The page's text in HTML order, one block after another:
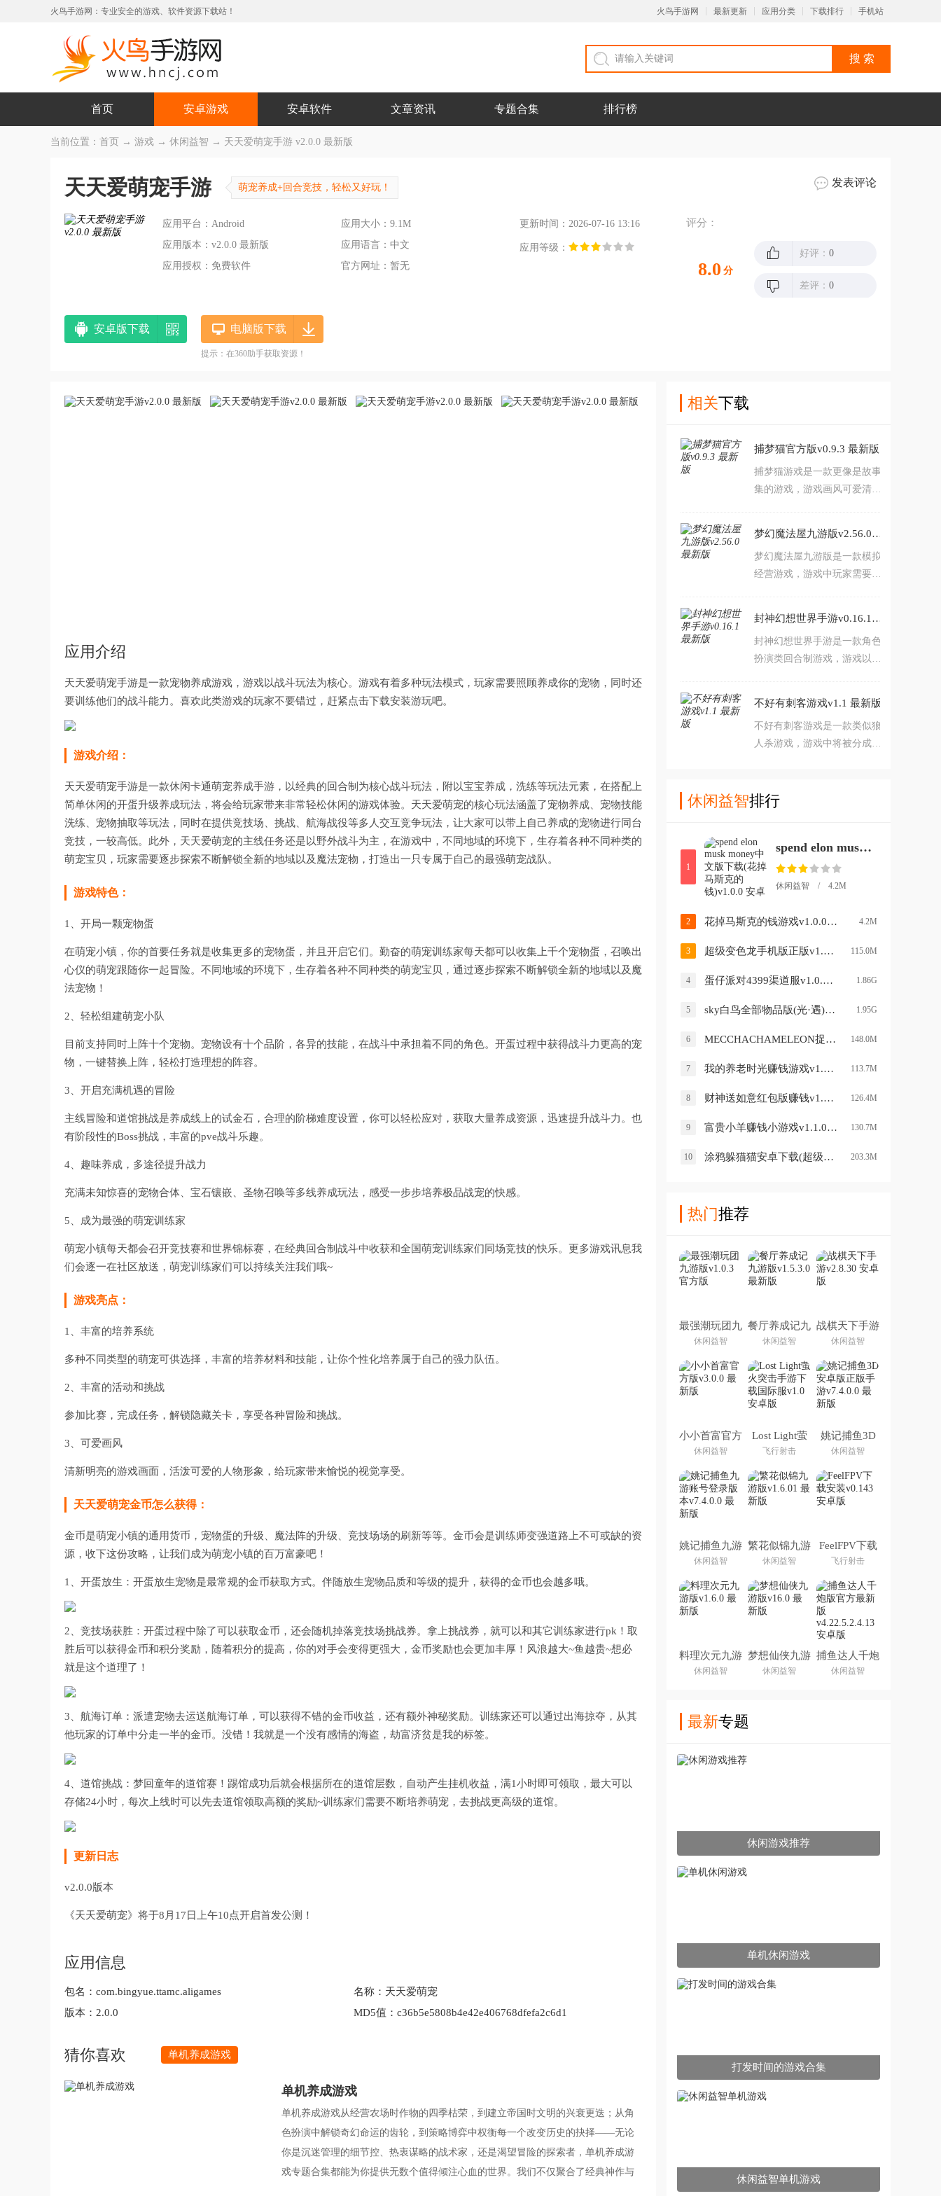
火鸟手游网：专业安全的游戏、软件资源下载站！ 火鸟手游网 最新更新 应用分类 下载排行 手机站
首页 安卓游戏 安卓软件 文章资讯 专题合集 排行榜
当前位置： 首页 → 游戏 → 休闲益智 → 天天爱萌宠手游 v2.0.0 最新版
天天爱萌宠手游 萌宠养成+回合竞技，轻松又好玩！ 发表评论
应用平台：Android 应用大小：9.1M
更新时间：2026-07-16 13:16
应用版本：v2.0.0 最新版
应用语言：中文
应用等级：
应用授权：免费软件
官方网址：暂无
评分：
8.0 分
好评： 0
差评： 0
安卓版下载 电脑版下载
提示：在360助手获取资源！
应用介绍
天天爱萌宠手游是一款宠物养成游戏，游戏以战斗玩法为核心。游戏有着多种玩法模式，玩家需要照顾养成你的宠物，同时还
要训练他们的战斗能力。喜欢此类游戏的玩家不要错过，赶紧点击下载安装游玩吧。
游戏介绍：
天天爱萌宠手游是一款休闲卡通萌宠养成手游，以经典的回合制为核心战斗玩法，附以宝宝养成，洗练等玩法元素，在搭配上
简单休闲的开蛋升级养成玩法，将会给玩家带来非常轻松休闲的游戏体验。天天爱萌宠的核心玩法涵盖了宠物养成、宠物技能
洗练、宠物抽取等玩法，同时在提供竞技场、挑战、航海战役等多人交互竞争玩法，让大家可以带上自己养成的宠物进行同台
竞技，一较高低。此外，天天爱萌宠的主线任务还是以野外战斗为主，在游戏中，不同地域的环境下，生存着各种不同种类的
萌宠宝贝，玩家需要逐步探索不断解锁全新的地域以及魔法宠物，打造出一只专属于自己的最强萌宠战队。
游戏特色：
1、开局一颗宠物蛋
在萌宠小镇，你的首要任务就是收集更多的宠物蛋，并且开启它们。勤奋的萌宠训练家每天都可以收集上千个宠物蛋，召唤出
心仪的萌宠跟随你一起冒险。不同地域的环境下，生存着各种不同种类的萌宠宝贝，通过逐步探索不断解锁全新的地域以及魔
法宠物！
2、轻松组建萌宠小队
目前支持同时上阵十个宠物。宠物设有十个品阶，各异的技能，在战斗中承担着不同的角色。开蛋过程中获得战斗力更高的宠
物，一键替换上阵，轻松打造理想的阵容。
3、开启充满机遇的冒险
主线冒险和道馆挑战是养成线上的试金石，合理的阶梯难度设置，你可以轻松应对，获取大量养成资源，迅速提升战斗力。也
有阶段性的Boss挑战，丰富的pve战斗乐趣。
4、趣味养成，多途径提升战力
充满未知惊喜的宠物合体、宝石镶嵌、圣物召唤等多线养成玩法，感受一步步培养极品战宠的快感。
5、成为最强的萌宠训练家
萌宠小镇每天都会召开竞技赛和世界锦标赛，在经典回合制战斗中收获和全国萌宠训练家们同场竞技的快乐。更多游戏讯息我
们会逐一在社区放送，萌宠训练家们可以持续关注我们哦~
游戏亮点：
1、丰富的培养系统
多种不同类型的萌宠可供选择，丰富的培养材料和技能，让你个性化培养属于自己的强力队伍。
2、丰富的活动和挑战
参加比赛，完成任务，解锁隐藏关卡，享受各种冒险和挑战。
3、可爱画风
清新明亮的游戏画面，活泼可爱的人物形象，给玩家带来愉悦的视觉享受。
天天爱萌宠金币怎么获得：
金币是萌宠小镇的通用货币，宠物蛋的升级、魔法阵的升级、竞技场场的刷新等等。金币会是训练师变强道路上不可或缺的资
源，收下这份攻略，让我们成为萌宠小镇的百万富豪吧！
1、开蛋放生：开蛋放生宠物是最常规的金币获取方式。伴随放生宠物品质和等级的提升，获得的金币也会越多哦。
2、竞技场获胜：开蛋过程中除了可以获取金币，还会随机掉落竞技场挑战券。拿上挑战券，就可以和其它训练家进行pk！取
胜后可以获得金币和积分奖励，随着积分的提高，你的对手会变得更强大，金币奖励也会更加丰厚！风浪越大~鱼越贵~想必
就是这个道理了！
3、航海订单：派遣宠物去运送航海订单，可以获得不错的金币收益，还有额外神秘奖励。训练家还可以通过出海掠夺，从其
他玩家的订单中分走一半的金币。没错！我就是一个没有感情的海盗，劫富济贫是我的标签。
4、道馆挑战：梦回童年的道馆赛！踢馆成功后就会根据所在的道馆层数，自动产生挂机收益，满1小时即可领取，最大可以
存储24小时，每次上线时可以先去道馆领取高额的奖励~训练家们需要不断培养萌宠，去挑战更高级的道馆。
更新日志
v2.0.0版本
《天天爱萌宠》将于8月17日上午10点开启首发公测！
应用信息
包名： com.bingyue.ttamc.aligames 名称： 天天爱萌宠
版本： 2.0.0 MD5值： c36b5e5808b4e42e406768dfefa2c6d1
猜你喜欢 单机养成游戏
单机养成游戏
单机养成游戏从经营农场时作物的四季枯荣，到建立帝国时文明的兴衰更迭；从角
色扮演中解锁奇幻命运的齿轮，到策略博弈中权衡每一个改变历史的抉择——无论
你是沉迷管理的细节控、热衷谋略的战术家，还是渴望冒险的探索者，单机养成游
戏专题合集都能为你提供无数个值得倾注心血的世界。我们不仅聚合了经典神作与
相关下载
捕梦猫官方版v0.9.3 最新版
捕梦猫游戏是一款更像是故事
集的游戏，游戏画风可爱清新
来揭开，你将帮助他们解决问
题，寻找自我，故事温馨动
人，赶紧来试试吧~
梦幻魔法屋九游版v2.56.0 最新版
梦幻魔法屋九游版是一款模拟
经营游戏，游戏中玩家需要将
要在游戏中学会不同的魔法来
打造你的庄园。喜欢此类游戏
的玩家赶紧点击下载，开始游
封神幻想世界手游v0.16.1 最新版
封神幻想世界手游是一款角色
扮演类回合制游戏，游戏以神
救天下苍生。喜欢此类游戏的
玩家赶紧点击下载，开始游玩
吧。
不好有刺客游戏v1.1 最新版
不好有刺客游戏是一款类似狼
人杀游戏，游戏中将被分成好
者找出坏人才能获胜，而坏人
此类游戏的玩家赶紧点击下载
开始游玩吧。
休闲益智排行
1
spend elon musk money中文版下载(花掉马斯克的钱)v1.0.0 安卓版
休闲益智 / 4.2M
2 花掉马斯克的钱游戏v1.0.0 安卓版 4.2M
3 超级变色龙手机版正版v1.5 安卓版 115.0M
4 蛋仔派对4399渠道服v1.0.59 安卓版 1.86G
5 sky白鸟全部物品版(光·遇)v0.15.5 最新版 1.95G
6 MECCHACHAMELEON捉迷藏手游(超级变色龙)v1.6 最新版 148.0M
7 我的养老时光赚钱游戏v1.0.0.1 安卓版 113.7M
8 财神送如意红包版赚钱v1.0.4 安卓版 126.4M
9 富贵小羊赚钱小游戏v1.1.0 安卓版 130.7M
10 涂鸦躲猫猫安卓下载(超级变色龙)v0.2.1 安卓版 203.3M
热门推荐
最强潮玩团九
游版
休闲益智
餐厅养成记九
游版
休闲益智
战棋天下手游
休闲益智
小小首富官方
版
休闲益智
Lost Light萤
火突击手游下
载国际服
飞行射击
姚记捕鱼3D
安卓版正版手
游
休闲益智
姚记捕鱼九游
账号登录版本
休闲益智
繁花似锦九游
版
休闲益智
FeelFPV下载
安装
飞行射击
料理次元九游
版
休闲益智
梦想仙侠九游
版
休闲益智
捕鱼达人千炮
版官方最新版
休闲益智
最新专题
休闲游戏推荐
单机休闲游戏
打发时间的游戏合集
休闲益智单机游戏